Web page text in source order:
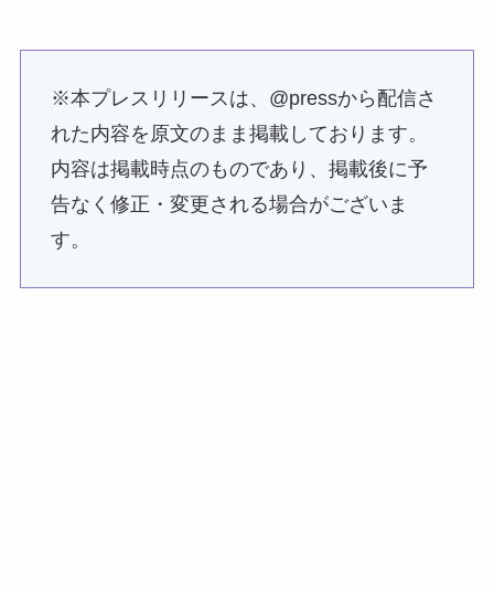
※本プレスリリースは、@pressから配信さ
れた内容を原文のまま掲載しております。
内容は掲載時点のものであり、掲載後に予
告なく修正・変更される場合がございま
す。